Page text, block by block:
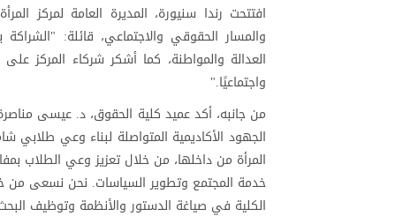
افتتحت رندا سنيورة، المديرة العامة لمركز
والمسار الحقوقي والاجتماعي، قائلة:
العدالة والمواطنة، كما أشكر شركاء المركز
واجتماعيًا."
من جانبه، أكد عميد كلية الحقوق، د. عيسى
الجهود الأكاديمية المتواصلة لبناء وعي
المرأة من داخلها، من خلال تعزيز وعي الطلاب
خدمة المجتمع وتطوير السياسات. نحن نسعى من
الكلية في صياغة الدستور والأنظمة وتوظيف